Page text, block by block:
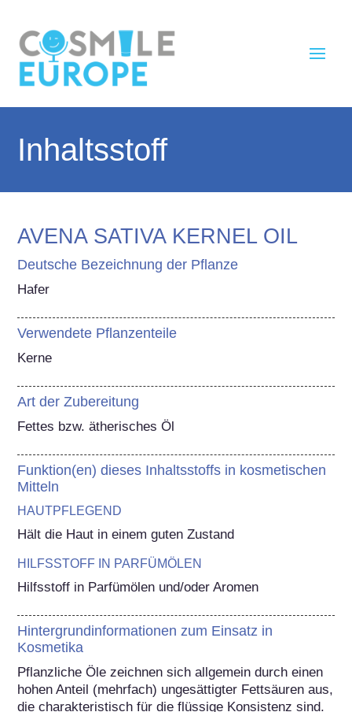
Inhaltsstoff
AVENA SATIVA KERNEL OIL
Deutsche Bezeichnung der Pflanze
Hafer
Verwendete Pflanzenteile
Kerne
Art der Zubereitung
Fettes bzw. ätherisches Öl
Funktion(en) dieses Inhaltsstoffs in kosmetischen
Mitteln
HAUTPFLEGEND
Hält die Haut in einem guten Zustand
HILFSSTOFF IN PARFÜMÖLEN
Hilfsstoff in Parfümölen und/oder Aromen
Hintergrundinformationen zum Einsatz in
Kosmetika
Pflanzliche Öle zeichnen sich allgemein durch einen
hohen Anteil (mehrfach) ungesättigter Fettsäuren aus,
die charakteristisch für die flüssige Konsistenz sind.